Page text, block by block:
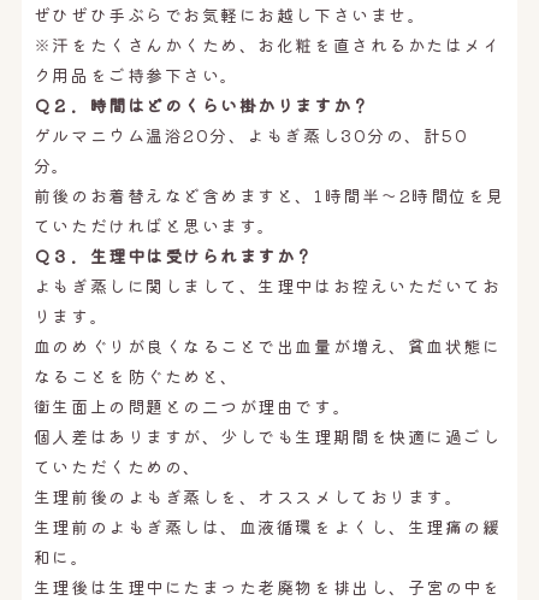
ぜひぜひ手ぶらでお気軽にお越し下さいませ。
※汗をたくさんかくため、お化粧を直されるかたはメイ
ク用品をご持参下さい。
Ｑ２．時間はどのくらい掛かりますか？
ゲルマニウム温浴20分、よもぎ蒸し30分の、計50
分。
前後のお着替えなど含めますと、1時間半〜2時間位を見
ていただければと思います。
Ｑ３．生理中は受けられますか？
よもぎ蒸しに関しまして、生理中はお控えいただいてお
ります。
血のめぐりが良くなることで出血量が増え、貧血状態に
なることを防ぐためと、
衛生面上の問題との二つが理由です。
個人差はありますが、少しでも生理期間を快適に過ごし
ていただくための、
生理前後のよもぎ蒸しを、オススメしております。
生理前のよもぎ蒸しは、血液循環をよくし、生理痛の緩
和に。
生理後は生理中にたまった老廃物を排出し、子宮の中を